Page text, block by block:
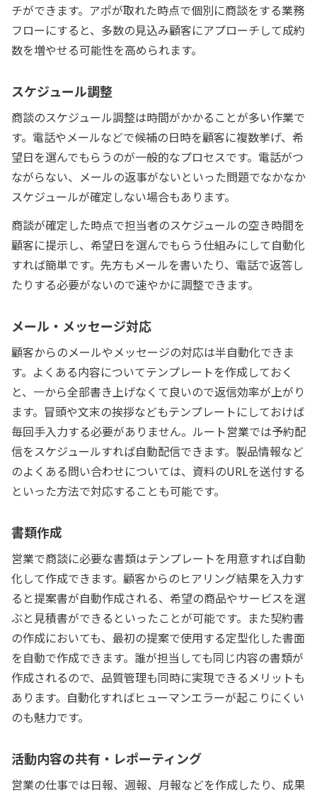
チができます。アポが取れた時点で個別に商談をする業務
フローにすると、多数の見込み顧客にアプローチして成約
数を増やせる可能性を高められます。
スケジュール調整
商談のスケジュール調整は時間がかかることが多い作業で
す。電話やメールなどで候補の日時を顧客に複数挙げ、希
望日を選んでもらうのが一般的なプロセスです。電話がつ
ながらない、メールの返事がないといった問題でなかなか
スケジュールが確定しない場合もあります。
商談が確定した時点で担当者のスケジュールの空き時間を
顧客に提示し、希望日を選んでもらう仕組みにして自動化
すれば簡単です。先方もメールを書いたり、電話で返答し
たりする必要がないので速やかに調整できます。
メール・メッセージ対応
顧客からのメールやメッセージの対応は半自動化できま
す。よくある内容についてテンプレートを作成しておく
と、一から全部書き上げなくて良いので返信効率が上がり
ます。冒頭や文末の挨拶などもテンプレートにしておけば
毎回手入力する必要がありません。ルート営業では予約配
信をスケジュールすれば自動配信できます。製品情報など
のよくある問い合わせについては、資料のURLを送付する
といった方法で対応することも可能です。
書類作成
営業で商談に必要な書類はテンプレートを用意すれば自動
化して作成できます。顧客からのヒアリング結果を入力す
ると提案書が自動作成される、希望の商品やサービスを選
ぶと見積書ができるといったことが可能です。また契約書
の作成においても、最初の提案で使用する定型化した書面
を自動で作成できます。誰が担当しても同じ内容の書類が
作成されるので、品質管理も同時に実現できるメリットも
あります。自動化すればヒューマンエラーが起こりにくい
のも魅力です。
活動内容の共有・レポーティング
営業の仕事では日報、週報、月報などを作成したり、成果